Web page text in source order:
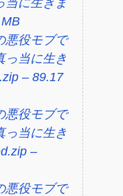
悪役モブで
っ当に生き
– 89.17
悪役モブで
っ当に生き
–
悪役モブで